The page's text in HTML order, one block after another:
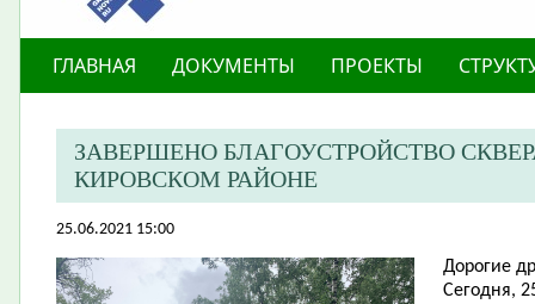
ГЛАВНАЯ ДОКУМЕНТЫ ПРОЕКТЫ
ЗАВЕРШЕНО БЛАГОУСТРОЙСТВО
КИРОВСКОМ РАЙОНЕ
25.06.2021 15:00
Дорогие
Сегодня,